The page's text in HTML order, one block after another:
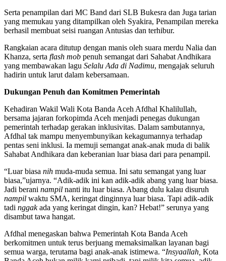
Serta penampilan dari MC Band dari SLB Bukesra dan Juga tarian
yang memukau yang ditampilkan oleh Syakira, Penampilan mereka
berhasil membuat seisi ruangan Antusias dan terhibur.
Rangkaian acara ditutup dengan manis oleh suara merdu Nalia dan
Khanza, serta flash mob penuh semangat dari Sahabat Andhikara
yang membawakan lagu Selalu Ada di Nadimu, mengajak seluruh
hadirin untuk larut dalam kebersamaan.
Dukungan Penuh dan Komitmen Pemerintah
Kehadiran Wakil Wali Kota Banda Aceh Afdhal Khalilullah,
bersama jajaran forkopimda Aceh menjadi penegas dukungan
pemerintah terhadap gerakan inklusivitas. Dalam sambutannya,
Afdhal tak mampu menyembunyikan kekagumannya terhadap
pentas seni inklusi. Ia memuji semangat anak-anak muda di balik
Sahabat Andhikara dan keberanian luar biasa dari para penampil.
“Luar biasa nih muda-muda semua. Ini satu semangat yang luar
biasa,”ujarnya. “Adik-adik ini kan adik-adik abang yang luar biasa.
Jadi berani nampil nanti itu luar biasa. Abang dulu kalau disuruh
nampil waktu SMA, keringat dinginnya luar biasa. Tapi adik-adik
tadi nggakada yang keringat dingin, kan? Hebat!” serunya yang
disambut tawa hangat.
Afdhal menegaskan bahwa Pemerintah Kota Banda Aceh
berkomitmen untuk terus berjuang memaksimalkan layanan bagi
semua warga, terutama bagi anak-anak istimewa. “Insyaallah, Kota